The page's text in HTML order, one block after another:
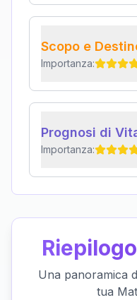
Scopo e
Importanza:
Prognosi di
Importanza:
Una panoramica
tua